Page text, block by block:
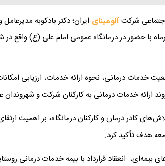
شرکتآلومینای ایران؛ دکتر بادکوبه
آلومینای ایران، روز چهارشنبه مورخ ۲۶ آذرماه با حضور در درمانگاه عمومی امام
خدمات درمانی، نحوه ارائه خدمات، ارزیابی
ارائه خدمات درمانی به کارکنان شرکت و شهروندان
کادر درمان و کارکنان درمانگاه، بر اهمیت
هدف تأکید کرد.
انعقاد قرارداد با بیمه خدمات درمانی